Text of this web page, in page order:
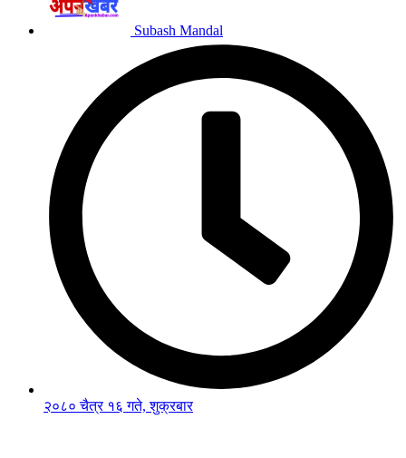
Subash Mandal
२०८० चैत्र १६ गते, शुक्रबार